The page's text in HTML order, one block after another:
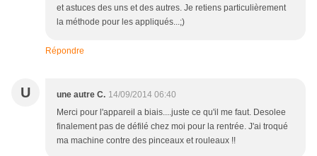
et astuces des uns et des autres. Je retiens particulièrement
la méthode pour les appliqués...;)
Répondre
U une autre C. 14/09/2014 06:40
Merci pour l'appareil a biais....juste ce qu'il me faut. Desolee
finalement pas de défilé chez moi pour la rentrée. J'ai troqué
ma machine contre des pinceaux et rouleaux !!